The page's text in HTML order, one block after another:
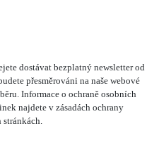
dostávat bezplatný newsletter od
přesměrováni na naše webové
Informace o ochraně osobních
najdete v zásadách ochrany
stránkách.